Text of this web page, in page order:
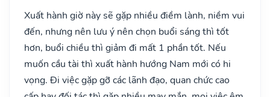
Xuất hành giờ này sẽ gặp nhiều điềm lành, niềm vui
đến, nhưng nên lưu ý nên chọn buổi sáng thì tốt
hơn, buổi chiều thì giảm đi mất 1 phần tốt. Nếu
muốn cầu tài thì xuất hành hướng Nam mới có hi
vọng. Đi việc gặp gỡ các lãnh đạo, quan chức cao